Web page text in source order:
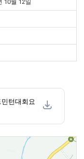
10월 12일
턴대회요